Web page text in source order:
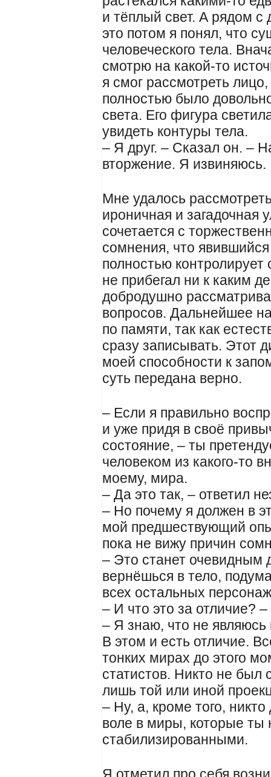
и тёплый свет. А рядом с
это потом я понял, что
человеческого тела.
смотрю на какой-то
я смог рассмотреть
полностью было
света. Его фигура
увидеть контуры тела.
– Я друг. – Сказал он. –
вторжение. Я извиняюсь.
Мне удалось
ироничная и загадочная
сочетается с
сомнения, что
полностью
не прибегал ни к каким
добродушно
вопросов. Дальнейшее
по памяти, так как
сразу записывать. Этот
моей способности к
суть передана верно.
– Если я правильно
и уже придя в своё
состояние, – ты
человеком из какого-то
моему, мира.
– Да это так, – ответил
– Но почему я должен в
мой предшествующий
пока не вижу причин
– Это станет очевидным
вернёшься в тело,
всех остальных
– И что это за отличие?
– Я знаю, что не
В этом и есть отличие.
тонких мирах до этого
статистов. Никто не был
лишь той или иной
– Ну, а, кроме того,
воле в миры, которые ты
стабилизированными.
Я отметил про себя